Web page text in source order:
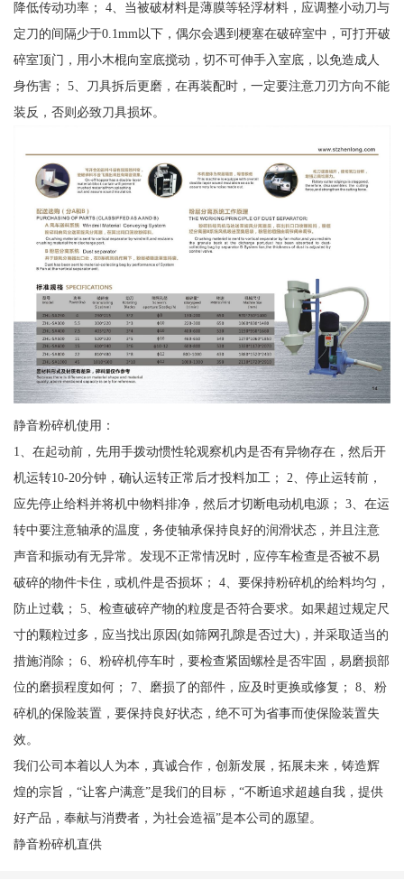
降低传动功率； 4、当被破材料是薄膜等轻浮材料，应调整小动刀与
定刀的间隔少于0.1mm以下，偶尔会遇到梗塞在破碎室中，可打开破
碎室顶门，用小木棍向室底搅动，切不可伸手入室底，以免造成人
身伤害； 5、刀具拆后更磨，在再装配时，一定要注意刀刃方向不能
装反，否则必致刀具损坏。
静音粉碎机使用：
1、在起动前，先用手拨动惯性轮观察机内是否有异物存在，然后开
机运转10-20分钟，确认运转正常后才投料加工； 2、停止运转前，
应先停止给料并将机中物料排净，然后才切断电动机电源； 3、在运
转中要注意轴承的温度，务使轴承保持良好的润滑状态，并且注意
声音和振动有无异常。发现不正常情况时，应停车检查是否被不易
破碎的物件卡住，或机件是否损坏； 4、要保持粉碎机的给料均匀，
防止过载； 5、检查破碎产物的粒度是否符合要求。如果超过规定尺
寸的颗粒过多，应当找出原因(如筛网孔隙是否过大)，并采取适当的
措施消除； 6、粉碎机停车时，要检查紧固螺栓是否牢固，易磨损部
位的磨损程度如何； 7、磨损了的部件，应及时更换或修复； 8、粉
碎机的保险装置，要保持良好状态，绝不可为省事而使保险装置失
效。
我们公司本着以人为本，真诚合作，创新发展，拓展未来，铸造辉
煌的宗旨，“让客户满意”是我们的目标，“不断追求超越自我，提供
好产品，奉献与消费者，为社会造福”是本公司的愿望。
静音粉碎机直供